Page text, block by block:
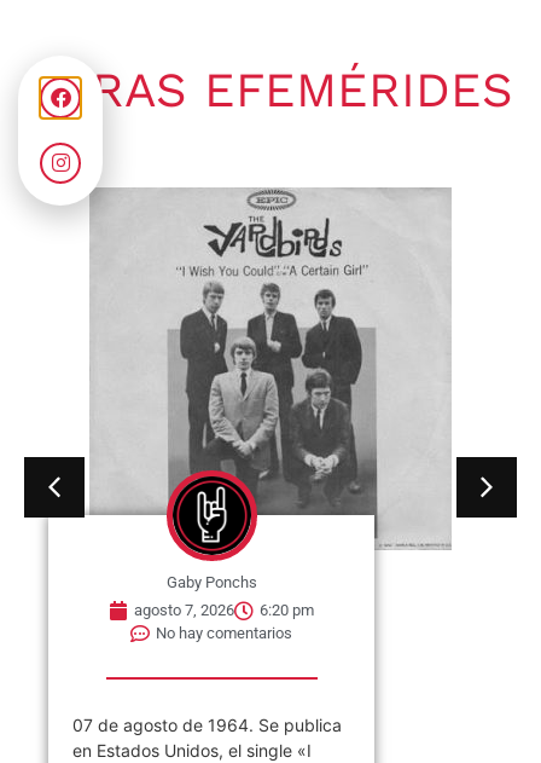
OTRAS EFEMÉRIDES
Gaby Ponchs
agosto 7, 2026
6:20 pm
No hay comentarios
07 de agosto de 1964. Se publica
en Estados Unidos, el single «I